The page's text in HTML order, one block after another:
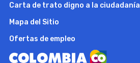
Carta de trato digno a la ciudadanía
Mapa del Sitio
Ofertas de empleo